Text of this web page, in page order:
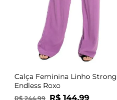
Calça Feminina Linho Strong
Endless Roxo
R$ 244,99 R$ 144,99